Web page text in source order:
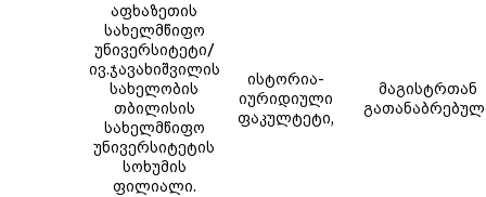
აფხაზეთის
სახელმწიფო
უნივერსიტეტი/
ივ.ჯავახიშვილის
სახელობის
თბილისის
სახელმწიფო
უნივერსიტეტის
სოხუმის
ფილიალი.
ისტორია-
იურიდიული
ფაკულტეტი,
მაგისტრთან